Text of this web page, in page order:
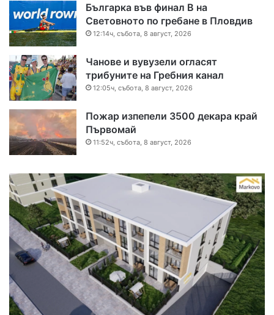
Българка във финал B на
Световното по гребане в Пловдив
12:14ч, събота, 8 август, 2026
Чанове и вувузели огласят
трибуните на Гребния канал
12:05ч, събота, 8 август, 2026
Пожар изпепели 3500 декара край
Първомай
11:52ч, събота, 8 август, 2026